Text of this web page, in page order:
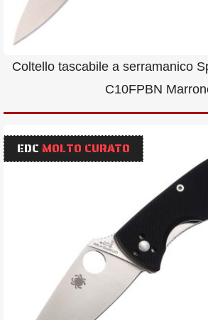
Coltello tascabile a serramanico
C10FPBN
EDC MOLTO CURATO